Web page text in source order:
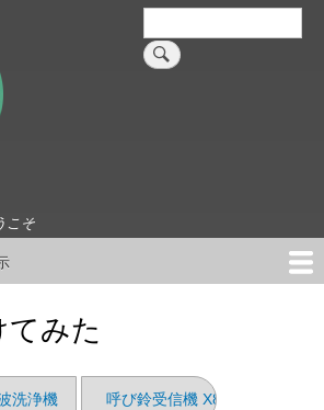
検
索
こそ
てみた
洗浄機 呼び鈴受信機 X800